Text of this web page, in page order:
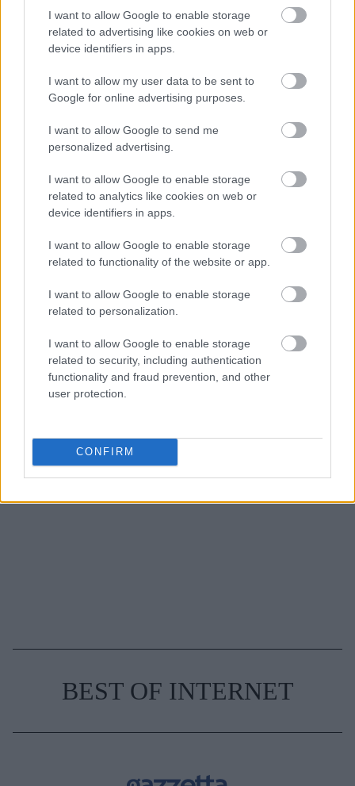
I want to allow Google to enable storage
related to advertising like cookies on web or
device identifiers in apps.
I want to allow my user data to be sent to
Google for online advertising purposes.
I want to allow Google to send me
personalized advertising.
I want to allow Google to enable storage
related to analytics like cookies on web or
device identifiers in apps.
I want to allow Google to enable storage
related to functionality of the website or app.
I want to allow Google to enable storage
related to personalization.
I want to allow Google to enable storage
related to security, including authentication
functionality and fraud prevention, and other
user protection.
CONFIRM
newsκαι ανακαλύψτε εύκολες,
ΔΙΑΒΑΖΟΝΤΑΙ ΤΩΡΑ
Οι μαμάκηδες του ζωδιακού: Αυτά τα ζώδια είναι
συνήθως κολλημένα στη μαμά τους
Τα 6 σημεία του σπιτιού που δεν χρειάζεται να
3-3-3 rule: Ο κανόνας που θα αλλάξει τον τρόπο
BEST OF INTERNET